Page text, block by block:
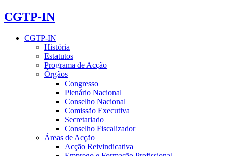
CGTP-IN
CGTP-IN
História
Estatutos
Programa de Acção
Órgãos
Congresso
Plenário Nacional
Conselho Nacional
Comissão Executiva
Secretariado
Conselho Fiscalizador
Áreas de Acção
Acção Reivindicativa